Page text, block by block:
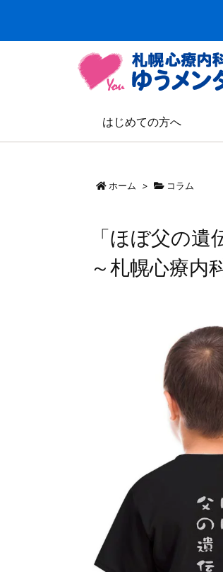
はじめての方へ
ホーム > コラム
「ほぼ父の
～札幌心療内